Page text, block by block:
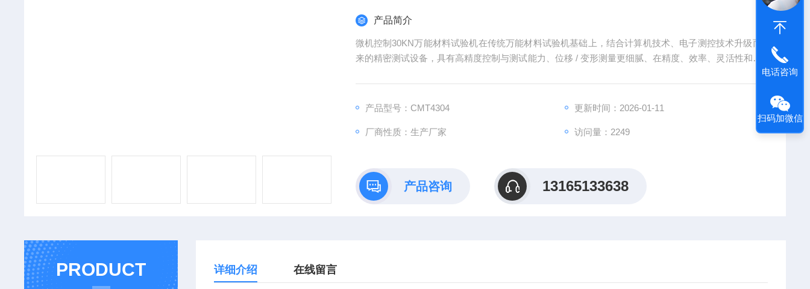
产品简介
微机控制30KN万能材料试验机在传统万能材料试验机基础上，结合计算机技术、电子测控技术升级而
来的精密测试设备，具有高精度控制与测试能力、位移 / 变形测量更细腻、在精度、效率、灵活性和数
产品型号：CMT4304 更新时间：2026-01-11
厂商性质：生产厂家 访问量：2249
产品咨询 13165133638
PRODUCT 详细介绍 在线留言
电话咨询
扫码加微信